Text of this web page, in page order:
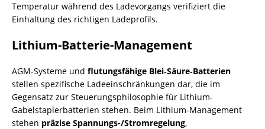
Temperatur während des Ladevorgangs verifiziert die
Einhaltung des richtigen Ladeprofils.
Lithium-Batterie-Management
AGM-Systeme und flutungsfähige Blei‑Säure‑Batterien
stellen spezifische Ladeeinschränkungen dar, die im
Gegensatz zur Steuerungsphilosophie für Lithium-
Gabelstaplerbatterien stehen. Beim Lithium-Management
stehen präzise Spannungs-/Stromregelung,